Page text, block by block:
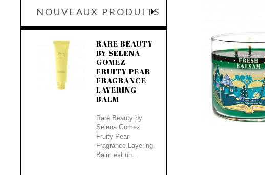
NOUVEAUX PRODUITS
RARE BEAUTY
BY SELENA
GOMEZ
FRUITY PEAR
FRAGRANCE
LAYERING
BALM
Rare Beauty by
Selena Gomez
Fruity Pear
Fragrance Layering
Balm est un...